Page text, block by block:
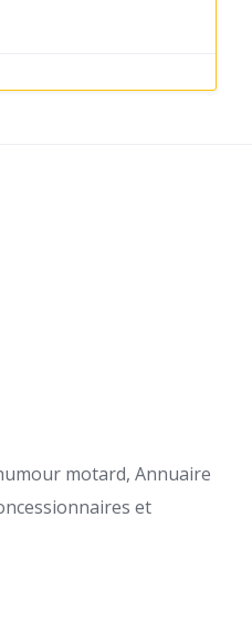
motard, Annuaire
et